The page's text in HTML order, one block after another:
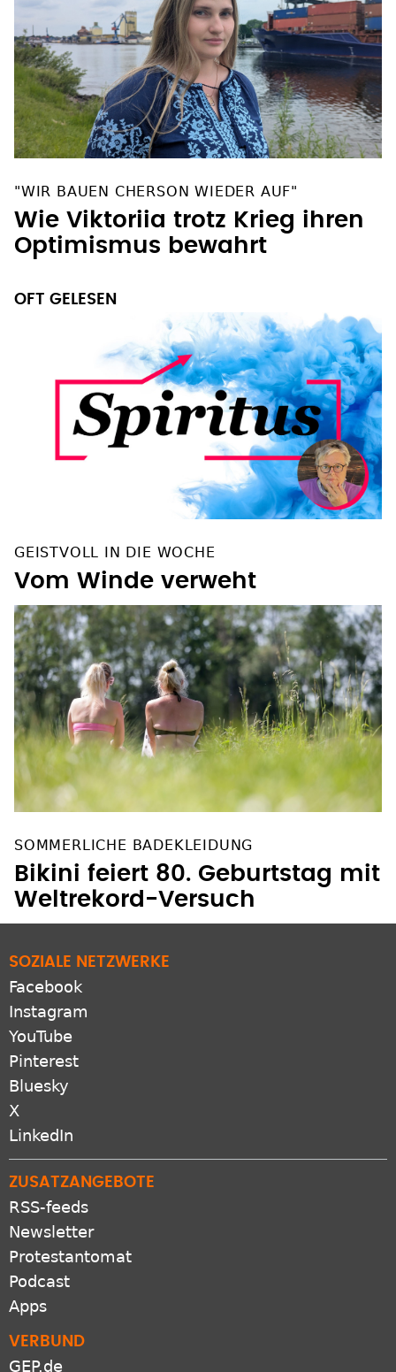
"WIR BAUEN CHERSON WIEDER AUF"
Wie Viktoriia trotz Krieg ihren
Optimismus bewahrt
OFT GELESEN
GEISTVOLL IN DIE WOCHE
Vom Winde verweht
SOMMERLICHE BADEKLEIDUNG
Bikini feiert 80. Geburtstag mit
Weltrekord-Versuch
SOZIALE NETZWERKE
Facebook
Instagram
YouTube
Pinterest
Bluesky
X
LinkedIn
ZUSATZANGEBOTE
RSS-feeds
Newsletter
Protestantomat
Podcast
Apps
VERBUND
GEP.de